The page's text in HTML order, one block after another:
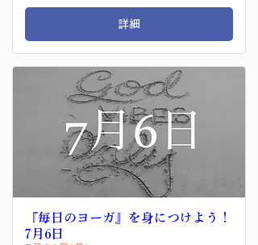
詳細
『毎日のヨーガ』を身につけよう！
7月6日